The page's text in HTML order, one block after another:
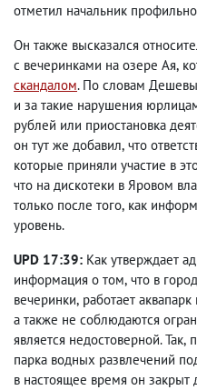
отметил начальник
Он также высказался
с вечеринками на озере Ая,
скандалом. По словам
и за такие нарушения
рублей или приостановка
он тут же добавил, что
которые приняли участие в
что на дискотеки в Яровом
только после того, как
уровень.
UPD 17:39: Как утверждает
информация о том, что в
вечеринки, работает
а также не соблюдаются
является недостоверной. Так,
парка водных развлечений
в настоящее время он закрыт